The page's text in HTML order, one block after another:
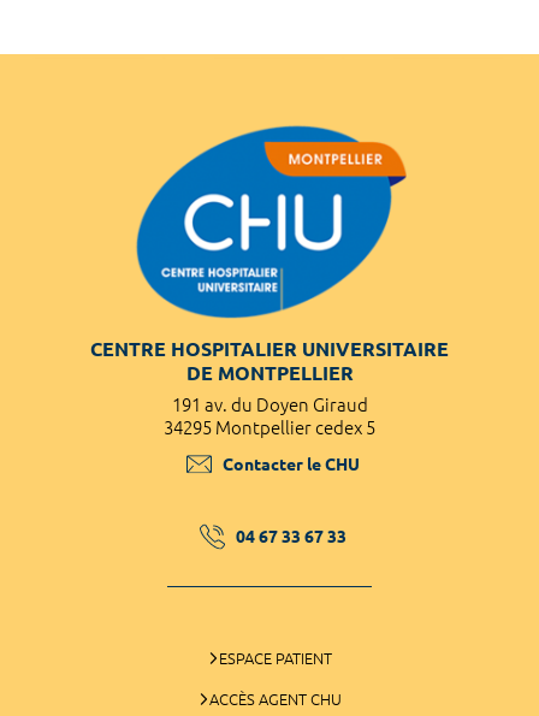
CENTRE HOSPITALIER UNIVERSITAIRE
DE MONTPELLIER
191 av. du Doyen Giraud
34295 Montpellier cedex 5
Contacter le CHU
04 67 33 67 33
ESPACE PATIENT
ACCÈS AGENT CHU